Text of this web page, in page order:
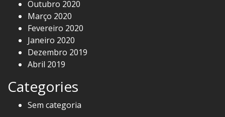
Outubro 2020
Março 2020
Fevereiro 2020
Janeiro 2020
Dezembro 2019
Abril 2019
Categories
Sem categoria